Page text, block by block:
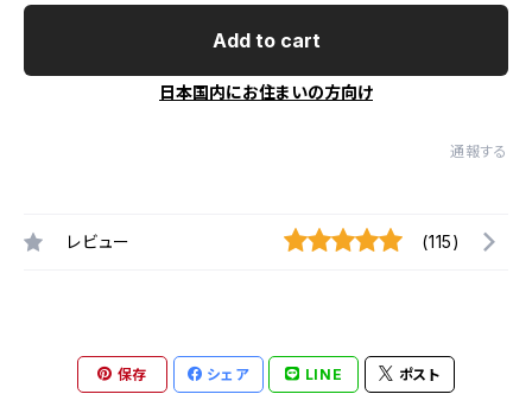
Add to cart
日本国内にお住まいの方向け
通報する
レビュー (115)
保存 シェア LINE ポスト